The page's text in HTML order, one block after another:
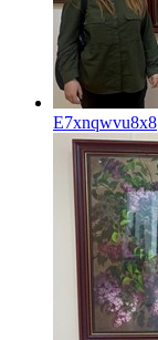
E7xnqwvu8x8